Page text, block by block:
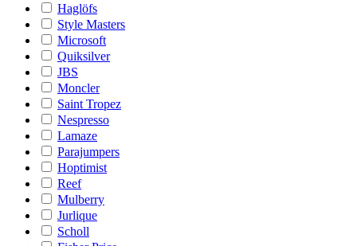
Haglöfs
Style Masters
Microsoft
Quiksilver
JBS
Moncler
Saint Tropez
Nespresso
Lamaze
Parajumpers
Hoptimist
Reef
Mulberry
Jurlique
Scholl